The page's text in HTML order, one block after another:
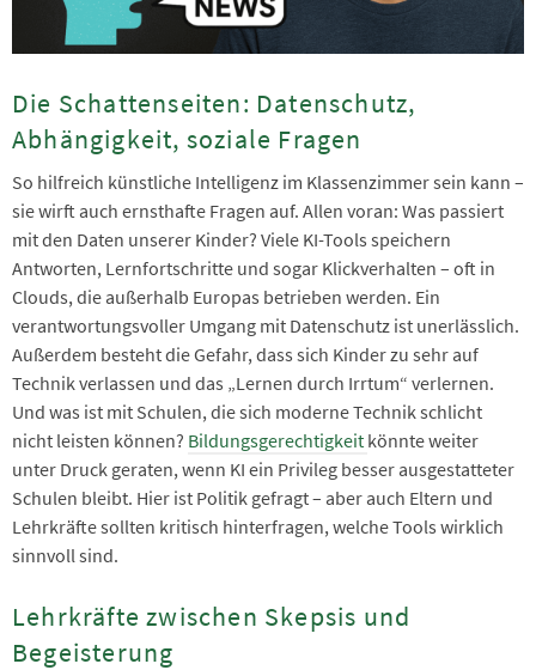
Die Schattenseiten: Datenschutz,
Abhängigkeit, soziale Fragen
So hilfreich künstliche Intelligenz im Klassenzimmer sein kann –
sie wirft auch ernsthafte Fragen auf. Allen voran: Was passiert
mit den Daten unserer Kinder? Viele KI-Tools speichern
Antworten, Lernfortschritte und sogar Klickverhalten – oft in
Clouds, die außerhalb Europas betrieben werden. Ein
verantwortungsvoller Umgang mit Datenschutz ist unerlässlich.
Außerdem besteht die Gefahr, dass sich Kinder zu sehr auf
Technik verlassen und das „Lernen durch Irrtum“ verlernen.
Und was ist mit Schulen, die sich moderne Technik schlicht
nicht leisten können? Bildungsgerechtigkeit könnte weiter
unter Druck geraten, wenn KI ein Privileg besser ausgestatteter
Schulen bleibt. Hier ist Politik gefragt – aber auch Eltern und
Lehrkräfte sollten kritisch hinterfragen, welche Tools wirklich
sinnvoll sind.
Lehrkräfte zwischen Skepsis und
Begeisterung